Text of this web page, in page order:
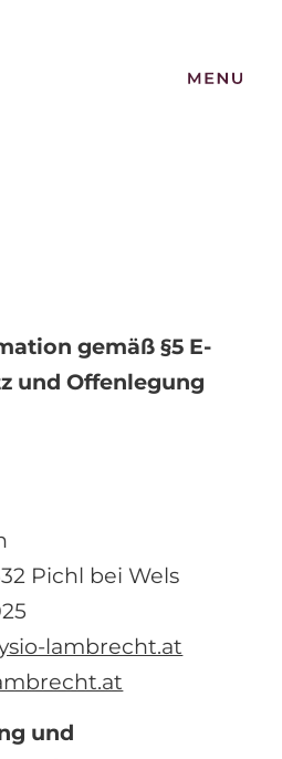
gemäß §5 E-
und Offenlegung
Pichl bei Wels
lambrecht.at
und